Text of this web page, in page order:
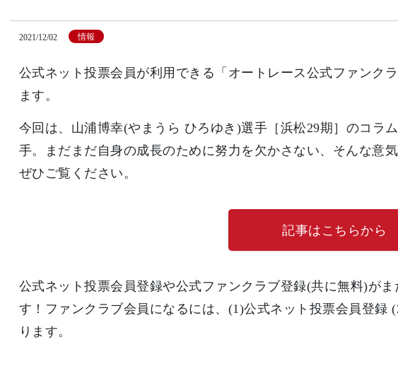
2021/12/02 情報
公式ネット投票会員が利用できる「オートレース公式ファンク
ます。
今回は、山浦博幸(やまうら ひろゆき)選手［浜松29期］のコラ
手。まだまだ自身の成長のために努力を欠かさない、そんな意
ぜひご覧ください。
記事はこちらから
公式ネット投票会員登録や公式ファンクラブ登録(共に無料)が
す！ファンクラブ会員になるには、(1)公式ネット投票会員登録
ります。